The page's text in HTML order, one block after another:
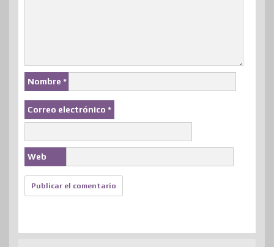
Nombre *
Correo electrónico *
Web